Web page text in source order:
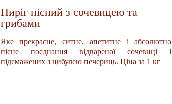
Пиріг пісний з сочевицею та
грибами
Яке прекрасне, ситне, апетитне і абсолютно
пісне поєднання відвареної сочевиці і
підсмажених з цибулею печериць. Ціна за 1 кг